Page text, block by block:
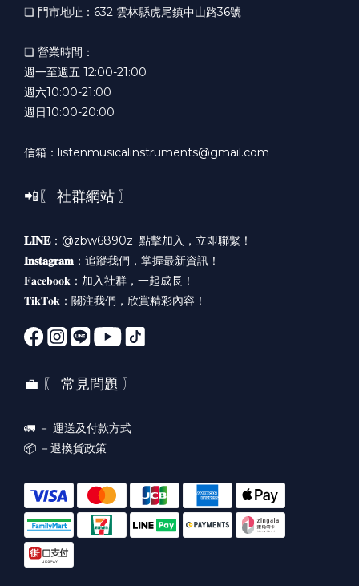
❏ 門市地址：632 雲林縣虎尾鎮中山路36號
❏ 營業時間：
週一至週五 12:00-21:00
週六10:00-21:00
週日10:00-20:00
信箱：listenmusicalinstruments@gmail.com
📲〖 社群網站 〗
𝐋𝐈𝐍𝐄：@zbw6890z 點擊加入，立即聯繫！
𝐈𝐧𝐬𝐭𝐚𝐠𝐫𝐚𝐦 ： 追蹤我們，掌握最新資訊！
𝐅𝐚𝐜𝐞𝐛𝐨𝐨𝐤： 加入社群，一起成長！
𝐓𝐢𝐤𝐓𝐨𝐤： 關注我們，欣賞精彩內容！
💼 〖 常見問題 〗
🚛 － 運送及付款方式
📦 － 退換貨政策